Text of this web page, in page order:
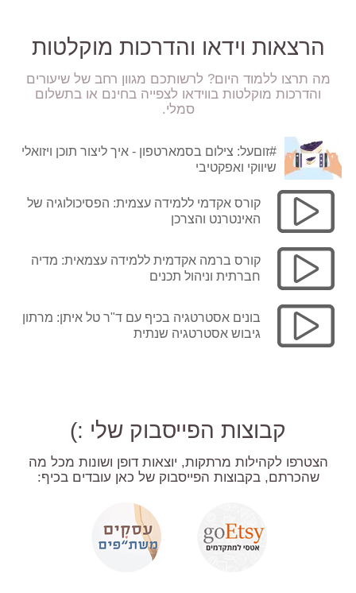
הרצאות וידאו והדרכות מוקלטות
מה תרצו ללמוד היום? לרשותכם מגוון רחב של שיעורים
והדרכות מוקלטות בווידאו לצפייה בחינם או בתשלום
סמלי.
#זוםעל: צילום בסמארטפון - איך ליצור תוכן ויזואלי
שיווקי ואפקטיבי
קורס אקדמי ללמידה עצמית: הפסיכולוגיה של
האינטרנט והצרכן
קורס ברמה אקדמית ללמידה עצמאית: מדיה
חברתית וניהול תכנים
בונים אסטרטגיה בכיף עם ד"ר טל איתן: מרתון
גיבוש אסטרטגיה שנתית
קבוצות הפייסבוק שלי :)
הצטרפו לקהילות מרתקות, יוצאות דופן ושונות מכל מה
שהכרתם, בקבוצות הפייסבוק של כאן עובדים בכיף: